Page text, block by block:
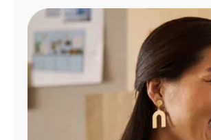
Administrar
cuenta
Encuentra
tienda